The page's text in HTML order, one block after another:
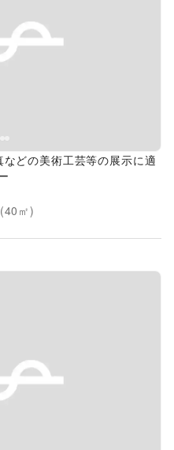
などの美術工芸等の展示に適
40 ㎡)